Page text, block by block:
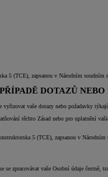
5 (TCE), zapsanou v Národním soudním
DOTAZŮ
vaše dotazy nebo požadavky
těchto Zásad nebo pro uplatnění
5 (TCE), zapsanou v
zpracovávat vaše Osobní údaje čestně,